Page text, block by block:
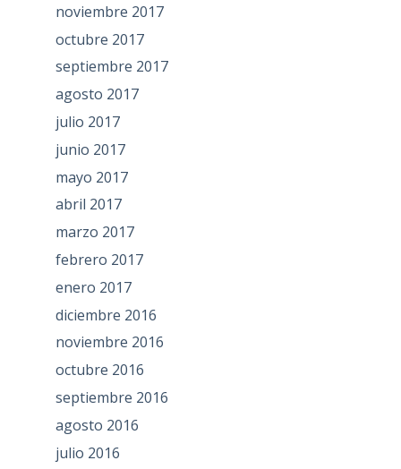
noviembre 2017
octubre 2017
septiembre 2017
agosto 2017
julio 2017
junio 2017
mayo 2017
abril 2017
marzo 2017
febrero 2017
enero 2017
diciembre 2016
noviembre 2016
octubre 2016
septiembre 2016
agosto 2016
julio 2016